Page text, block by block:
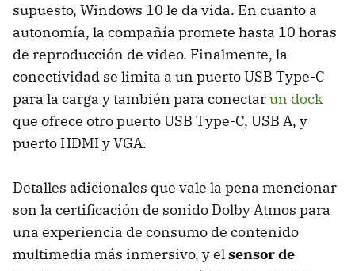
supuesto, Windows 10 le da vida. En cuanto a
autonomía, la compañía promete hasta 10 horas
de reproducción de video. Finalmente, la
conectividad se limita a un puerto USB Type-C
para la carga y también para conectarun dock
que ofrece otro puerto USB Type-C, USB A, y
puerto HDMI y VGA.
Detalles adicionales que vale la pena mencionar
son la certificación de sonido Dolby Atmos para
una experiencia de consumo de contenido
multimedia más inmersivo, y elsensor de